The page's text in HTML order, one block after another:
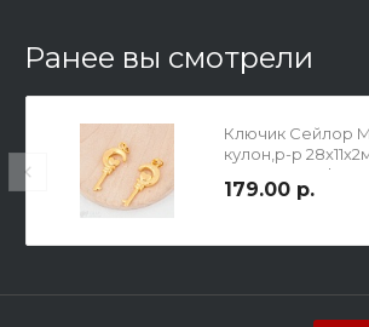
Ранее вы смотрели
Ключик Сейлор
кулон,р-р
Позолота 24k, 30
179.00 р.